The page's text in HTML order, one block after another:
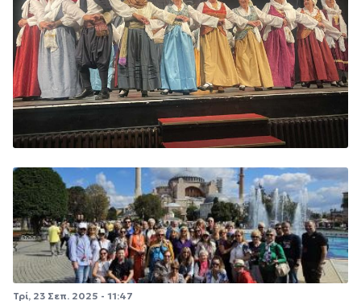
Τρί, 23 Σεπ. 2025 - 11:47